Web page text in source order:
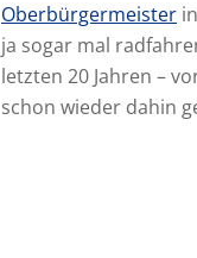
Oberbürgermeister
ja sogar mal
letzten 20 Jahren –
schon wieder dahin